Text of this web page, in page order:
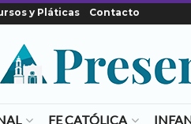
y Pláticas Contacto
FE CATÓLICA